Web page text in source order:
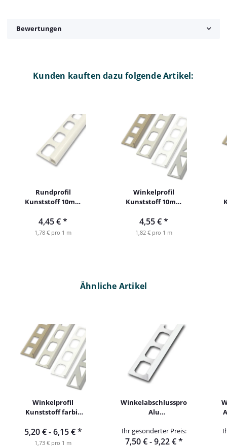
Bewertungen
Kunden kauften dazu folgende Artikel:
Rundprofil
Kunststoff 10mm
4,45 €*
1,78 € pro 1 m
Winkelprofil
Kunststoff 10mm
4,55 €*
1,82 € pro 1 m
Ähnliche Artikel
Winkelprofil
Kunststoff farbig
5,20 € -6,15 €*
1,73 € pro 1 m
Winkelabschlussprofil
Alu
250cm weiss
Ihr gesonderter Preis:
7,50 € -9,22 €*